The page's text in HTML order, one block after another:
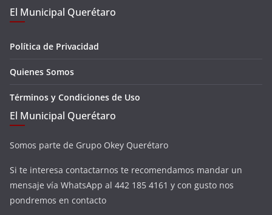
El Municipal Querétaro
Política de Privacidad
Quienes Somos
Términos y Condiciones de Uso
El Municipal Querétaro
Somos parte de Grupo Okey Querétaro
Si te interesa contactarnos te recomendamos mandar un
mensaje vía WhatsApp al 442 185 4161 y con gusto nos
pondremos en contacto